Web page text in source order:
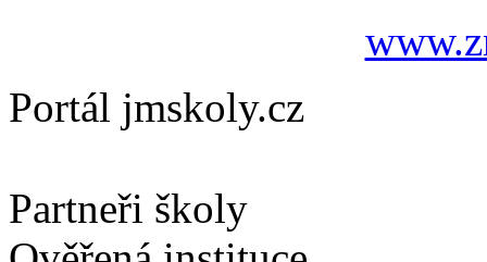
Portál jmskoly.cz
Partneři školy